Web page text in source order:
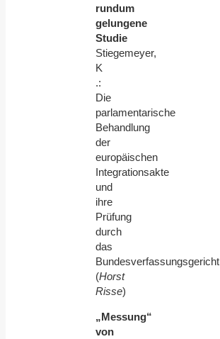
rundum
gelungene
Studie
Stiegemeyer,
K
.:
Die
parlamentarische
Behandlung
der
europäischen
Integrationsakte
und
ihre
Prüfung
durch
das
Bundesverfassungsgericht
(Horst
Risse)
„Messung“
von